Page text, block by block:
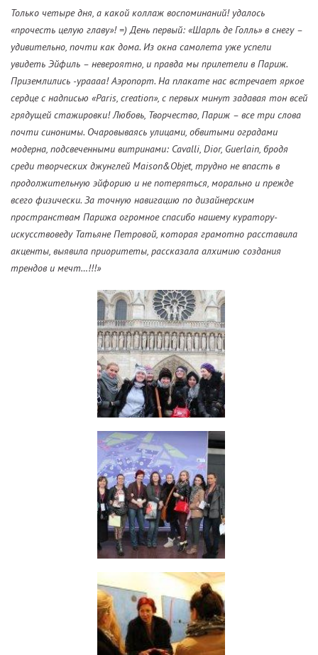
Только четыре дня, а какой коллаж воспоминаний! удалось
«прочесть целую главу»! =) День первый: «Шарль де Голль» в снегу –
удивительно, почти как дома. Из окна самолета уже успели
увидеть Эйфиль – невероятно, и правда мы прилетели в Париж.
Приземлились -ураааа! Аэропорт. На плакате нас встречает яркое
сердце с надписью «Paris, creation», с первых минут задавая тон всей
грядущей стажировки! Любовь, Творчество, Париж – все три слова
почти синонимы. Очаровываясь улицами, обвитыми оградами
модерна, подсвеченными витринами: Cavalli, Dior, Guerlain, бродя
среди творческих джунглей Maison&Оbjet, трудно не впасть в
продолжительную эйфорию и не потеряться, морально и прежде
всего физически. За точную навигацию по дизайнерским
пространствам Парижа огромное спасибо нашему куратору-
искусствоведу Татьяне Петровой, которая грамотно расставила
акценты, выявила приоритеты, рассказала алхимию создания
трендов и мечт…!!!»